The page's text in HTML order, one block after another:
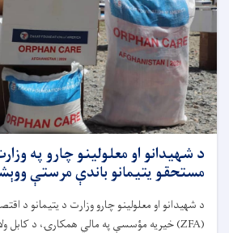
مستحقو یتیمانو باندې مرستې
د شهیدانو او معلولینو چارو وزارت د یتیمانو د
(
ZFA) خیریه مؤسسې په مالي همکارۍ، د کابل